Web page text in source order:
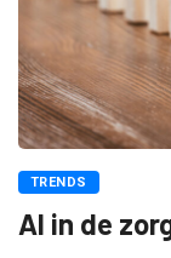
TRENDS
AI in de